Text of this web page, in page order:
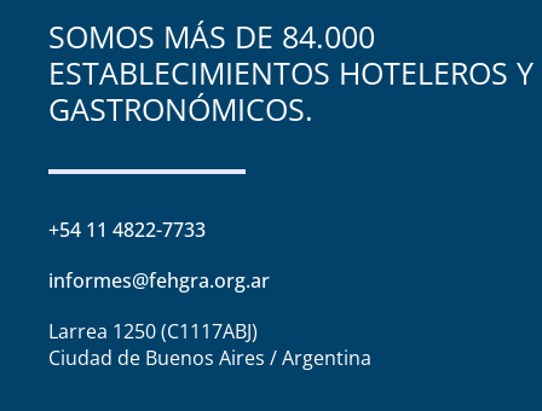
SOMOS MÁS DE 84.000
ESTABLECIMIENTOS HOTELEROS Y
GASTRONÓMICOS.
+54 11 4822-7733
informes@fehgra.org.ar
Larrea 1250 (C1117ABJ)
Ciudad de Buenos Aires / Argentina